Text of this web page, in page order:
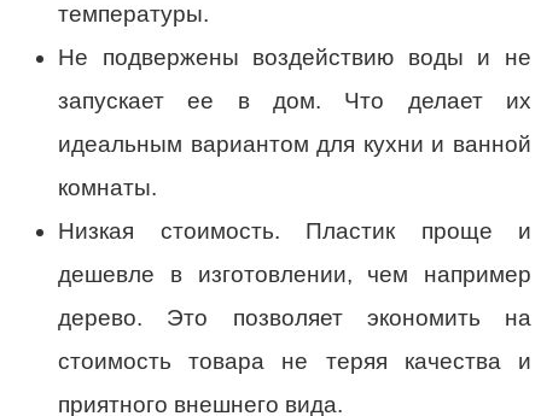
температуры.
Не подвержены воздействию воды и не
запускает ее в дом. Что делает их
идеальным вариантом для кухни и ванной
комнаты.
Низкая стоимость. Пластик проще и
дешевле в изготовлении, чем например
дерево. Это позволяет экономить на
стоимость товара не теряя качества и
приятного внешнего вида.